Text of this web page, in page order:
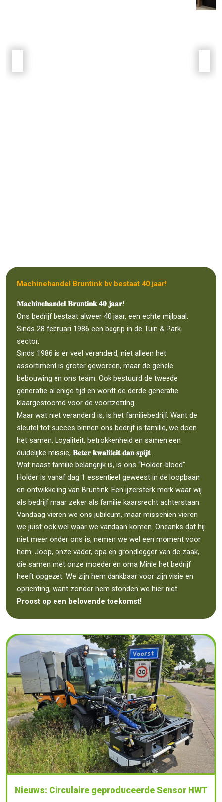
Machinehandel Bruntink bv bestaat 40 jaar!
𝐌𝐚𝐜𝐡𝐢𝐧𝐞𝐡𝐚𝐧𝐝𝐞𝐥 𝐁𝐫𝐮𝐧𝐭𝐢𝐧𝐤 𝟒𝟎 𝐣𝐚𝐚𝐫!
Ons bedrijf bestaat alweer 40 jaar, een echte mijlpaal.
Sinds 28 februari 1986 een begrip in de Tuin & Park
sector.
Sinds 1986 is er veel veranderd, niet alleen het
assortiment is groter geworden, maar de gehele
bebouwing en ons team. Ook bestuurd de tweede
generatie al enige tijd en wordt de derde generatie
klaargestoomd voor de voortzetting.
Maar wat niet veranderd is, is het familiebedrijf. Want de
sleutel tot succes binnen ons bedrijf is familie, we doen
het samen. Loyaliteit, betrokkenheid en samen een
duidelijke missie,𝐁𝐞𝐭𝐞𝐫 𝐤𝐰𝐚𝐥𝐢𝐭𝐞𝐢𝐭 𝐝𝐚𝐧 𝐬𝐩𝐢𝐣𝐭.
Wat naast familie belangrijk is, is ons “Holder-bloed”.
Holder is vanaf dag 1 essentieel geweest in de loopbaan
en ontwikkeling van Bruntink. Een ijzersterk merk waar wij
als bedrijf maar zeker als familie kaarsrecht achterstaan.
Vandaag vieren we ons jubileum, maar misschien vieren
we juist ook wel waar we vandaan komen. Ondanks dat hij
niet meer onder ons is, nemen we wel een moment voor
hem. Joop, onze vader, opa en grondlegger van de zaak,
die samen met onze moeder en oma Minie het bedrijf
heeft opgezet. We zijn hem dankbaar voor zijn visie en
oprichting, want zonder hem stonden we hier niet.
Proost op een belovende toekomst!
Nieuws: Circulaire geproduceerde Sensor HWT